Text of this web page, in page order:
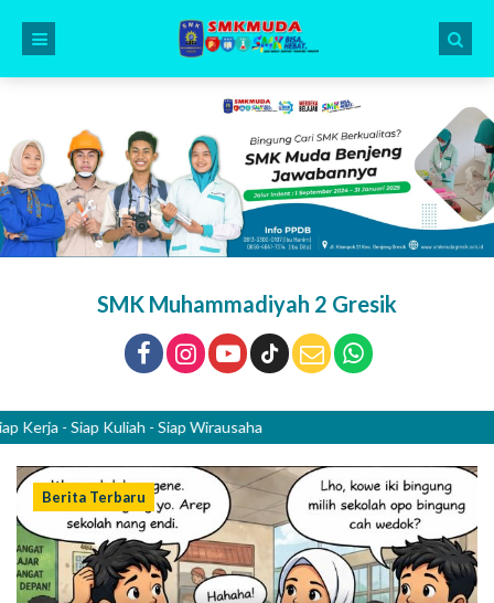
SMK Muhammadiyah 2 Gresik
- Siap Kuliah - Siap Wirausaha
Berita Terbaru